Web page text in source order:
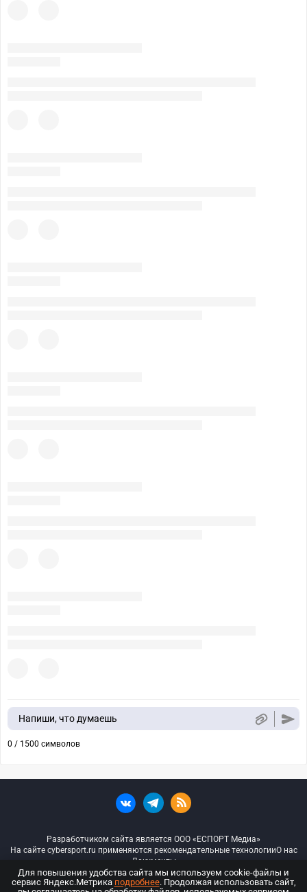
Напиши, что думаешь
0 / 1500 символов
Разработчиком сайта является ООО «ЕСПОРТ Медиа»
На сайте cybersport.ru применяются рекомендательные технологииО нас
Документы
© ООО «Киберспорт.ру» — Все права защищены
Для повышения удобства сайта мы используем cookie-файлы и
сервис Яндекс.Метрика подробнее. Продолжая использовать сайт,